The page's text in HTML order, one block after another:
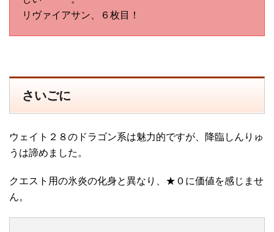
リヴァイアサン、６枚目！
さいごに
ウェイト２８のドラゴン系は魅力的ですが、降臨しんりゅ
うは諦めました。
クエスト用の氷炎の化身と異なり、★０に価値を感じませ
ん。